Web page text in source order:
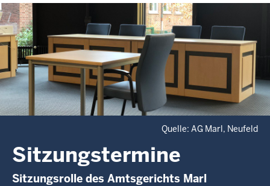
Quelle: AG Marl, Neufeld
Sitzungstermine
Sitzungsrolle des Amtsgerichts Marl